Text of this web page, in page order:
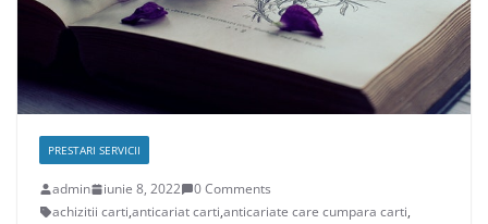
PRESTARI SERVICII
admin iunie 8, 2022
0 Comments
achizitii carti,anticariat carti,anticariate care cumpara carti,